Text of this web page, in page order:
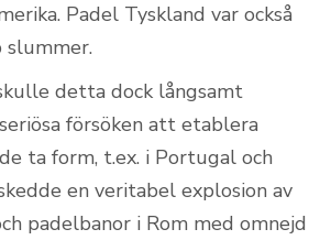
Padel Tyskland var också
slummer.
detta dock långsamt
försöken att etablera
ta form, t.ex. i Portugal och
en veritabel explosion av
padelbanor i Rom med omnejd